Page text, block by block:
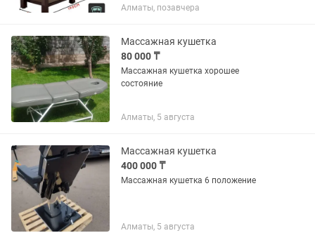
Алматы, позавчера
Массажная кушетка
80 000 ₸
Массажная кушетка хорошее
состояние
Алматы, 5 августа
Массажная кушетка
400 000 ₸
Массажная кушетка 6 положение
Алматы, 5 августа